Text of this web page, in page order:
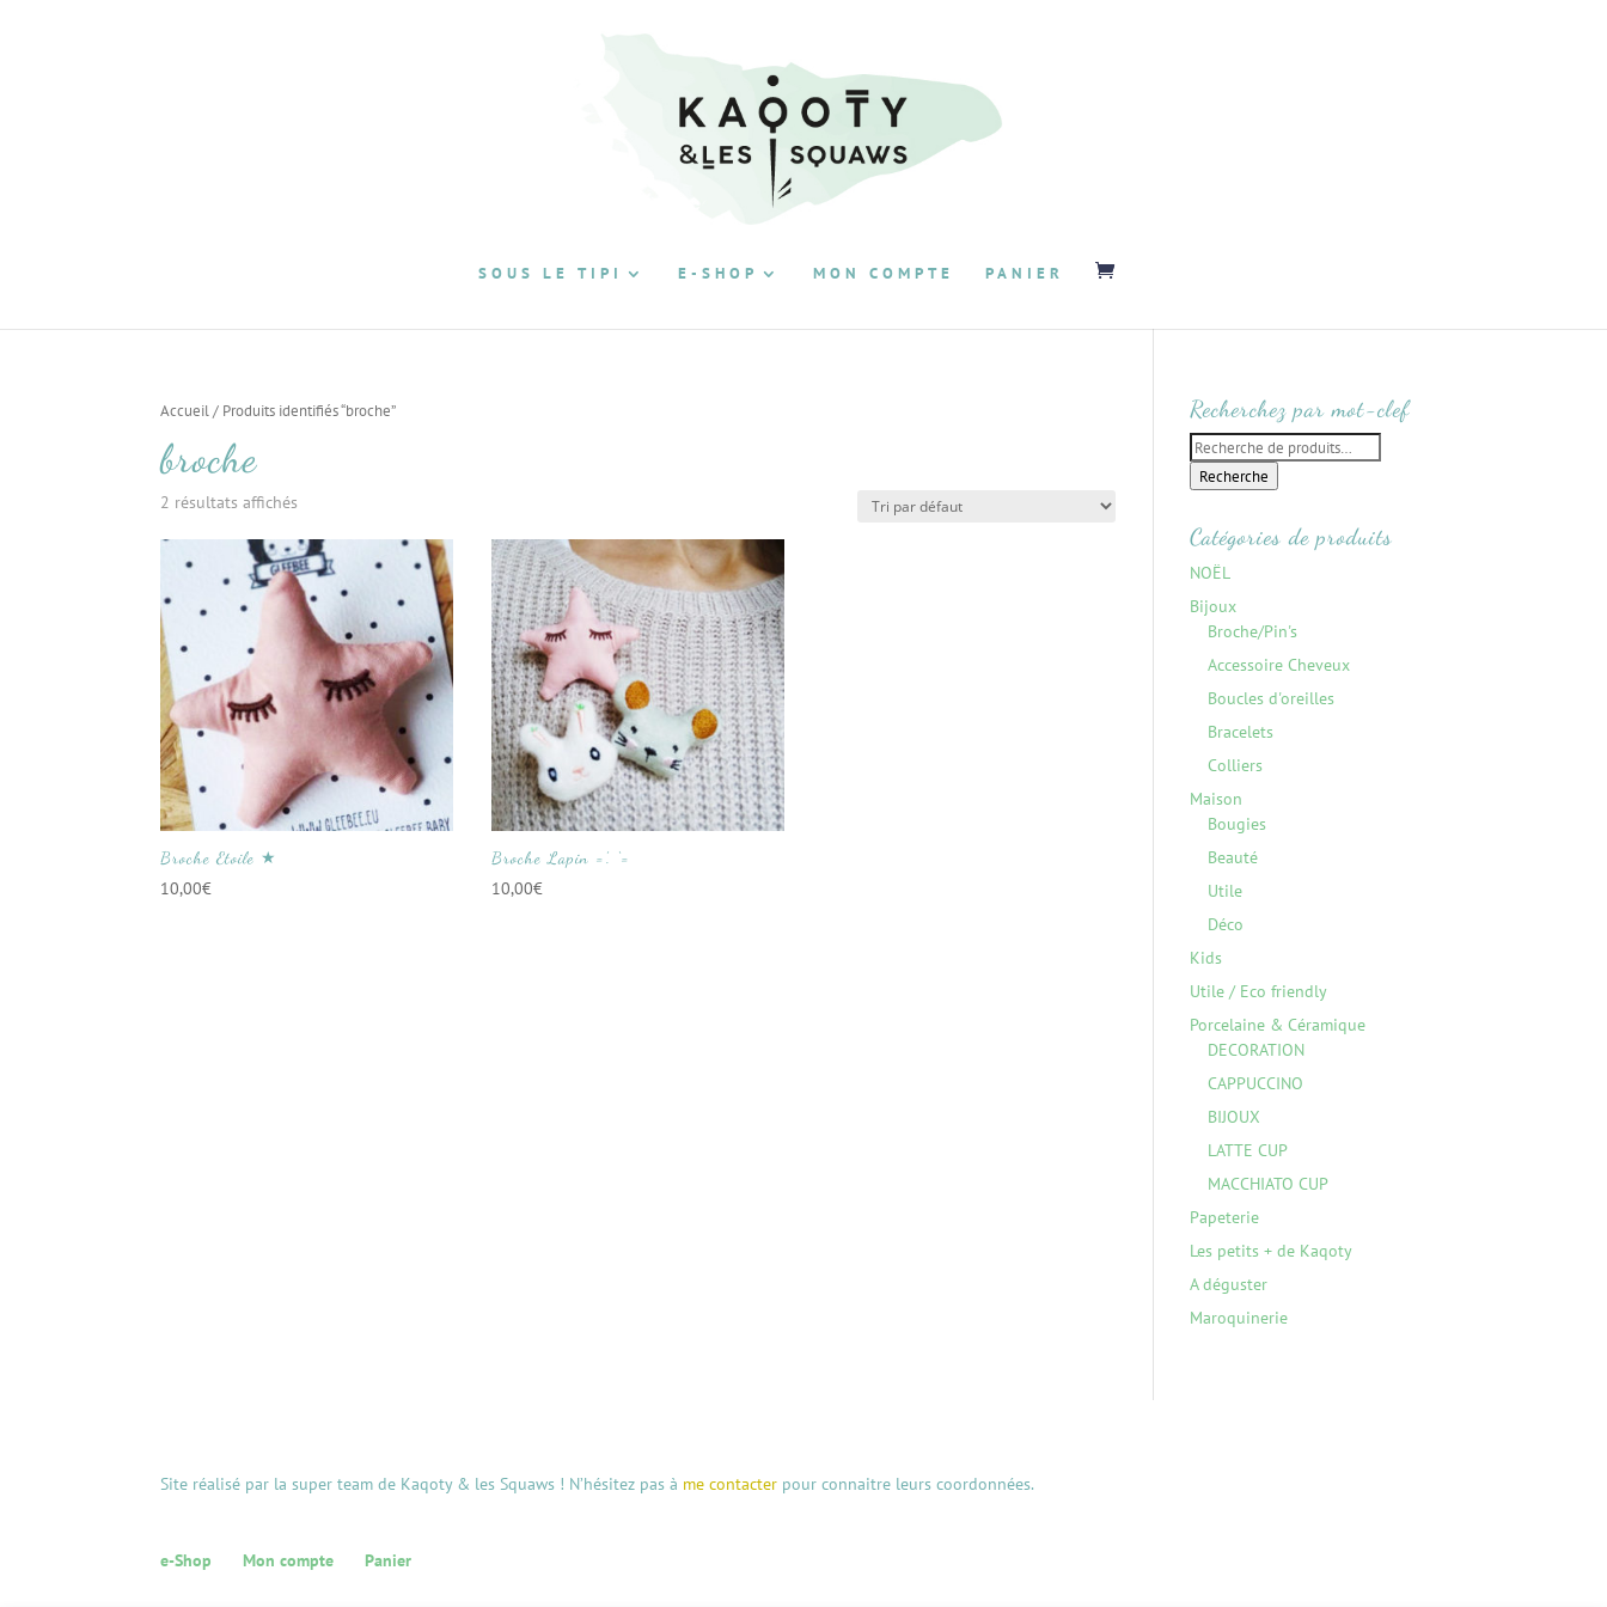
SOUS LE TIPI E-SHOP MON COMPTE PANIER
Accueil/ Produits identifiés “broche”
broche
2 résultats affichés
Broche Etoile ★
10,00€
Broche Lapin =’. ‘=
10,00€
Recherchez par mot-clef
Recherche
pour :
Recherche
Catégories de produits
NOËL
Bijoux
Broche/Pin's
Accessoire Cheveux
Boucles d'oreilles
Bracelets
Colliers
Maison
Bougies
Beauté
Utile
Déco
Kids
Utile / Eco friendly
Porcelaine & Céramique
DECORATION
CAPPUCCINO
BIJOUX
LATTE CUP
MACCHIATO CUP
Papeterie
Les petits + de Kaqoty
A déguster
Maroquinerie
Site réalisé par la super team de Kaqoty & les Squaws ! N’hésitez pas à me contacter pour connaitre leurs coordonnées.
e-Shop Mon compte Panier